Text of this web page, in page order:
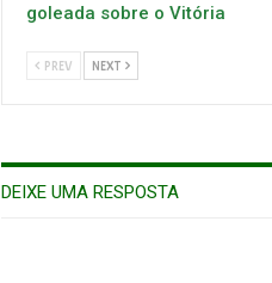
goleada sobre o Vitória
PREV NEXT
DEIXE UMA RESPOSTA